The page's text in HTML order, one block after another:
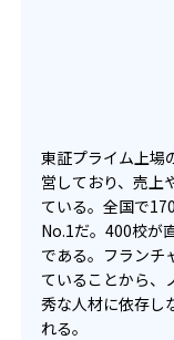
東証プライム上場
営しており、売上
ている。全国で
No.1だ。400校が
である。フランチ
ていることから、
秀な人材に依存し
れる。